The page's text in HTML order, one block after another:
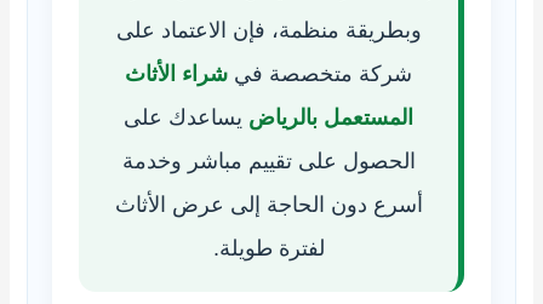
وبطريقة منظمة، فإن الاعتماد على
شركة متخصصة في شراء الأثاث
المستعمل بالرياض يساعدك على
الحصول على تقييم مباشر وخدمة
أسرع دون الحاجة إلى عرض الأثاث
لفترة طويلة.